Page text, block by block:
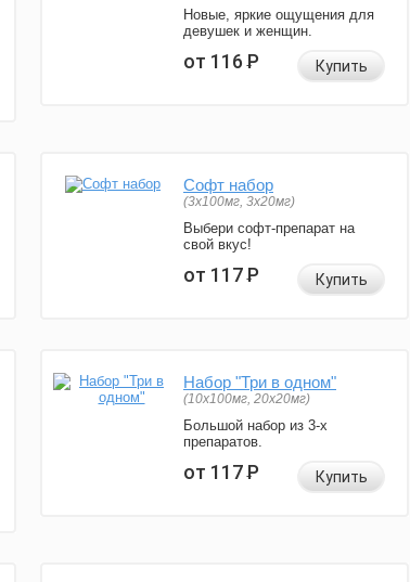
Новые, яркие ощущения для
девушек и женщин.
от 116Р Купить
Софт набор
(3x100мг, 3x20мг)
Выбери софт-препарат на
свой вкус!
от 117Р Купить
Набор "Три в одном"
(10x100мг, 20x20мг)
Большой набор из 3-х
препаратов.
от 117Р Купить